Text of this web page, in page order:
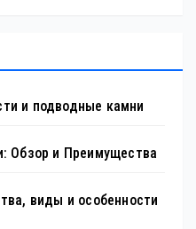
и подводные камни
Обзор и Преимущества
виды и особенности